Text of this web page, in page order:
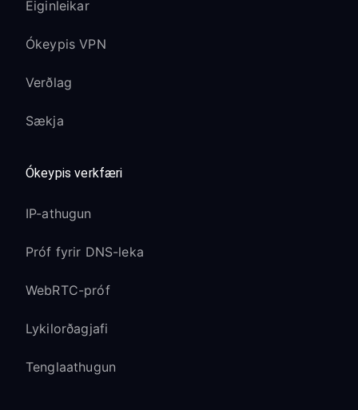
Eiginleikar
Ókeypis VPN
Verðlag
Sækja
Ókeypis verkfæri
IP-athugun
Próf fyrir DNS-leka
WebRTC-próf
Lykilorðagjafi
Tenglaathugun